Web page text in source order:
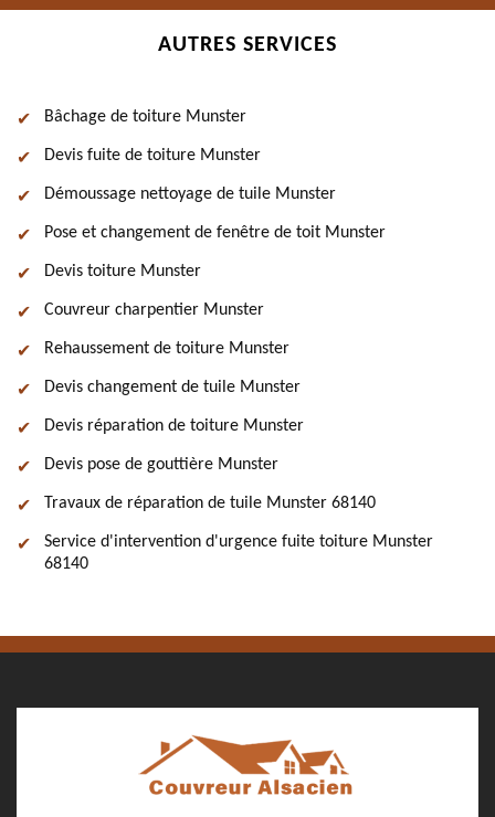
AUTRES SERVICES
Bâchage de toiture Munster
Devis fuite de toiture Munster
Démoussage nettoyage de tuile Munster
Pose et changement de fenêtre de toit Munster
Devis toiture Munster
Couvreur charpentier Munster
Rehaussement de toiture Munster
Devis changement de tuile Munster
Devis réparation de toiture Munster
Devis pose de gouttière Munster
Travaux de réparation de tuile Munster 68140
Service d'intervention d'urgence fuite toiture Munster
68140